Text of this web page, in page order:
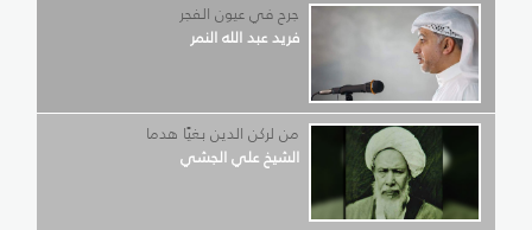
جرح في عيون الفجر
فريد عبد الله النمر
من لركن الدين بغيًا هدما
الشيخ علي الجشي